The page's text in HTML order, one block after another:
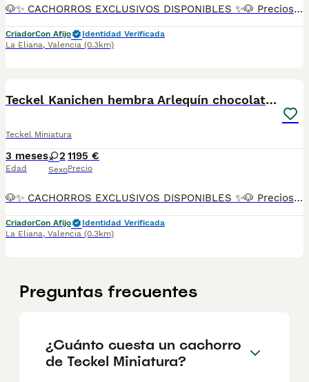
🐶✨ CACHORROS EXCLUSIVOS DISPONIBLES ✨🐶 Preciosos cachorros criados en ambiente familiar, rodeados de amor y cuidados desde el primer día ❤️ Totalmente socializados, cariñosos y acostumbrados al contacto con personas. 📦 Se entregan con todas las garantías: ✔️ Cartilla sanitaria ✔️ Vacunación al día 💉 ✔️ Desparasitación completa ✅ ✔️ Garantía vírica 😷 ✔️ Garantía congénita 👌 ✔️ Contrato de entrega ✍️ 📸 Síguenos en Instagram: @fincapaunais para ver fotos y vídeos reales ⚠️ Disponibilidad limitada ⚠️ Se reservan rápido. 📲 Contacto directo por WhatsApp: 671 454 202 Solo personas responsables
CriadorCon Afijo
Identidad Verificada
La Eliana, Valencia (0.3km)
Teckel Kanichen hembra Arlequín chocolate 🍫
Teckel Miniatura
3 meses
Edad
2
Sexo
1195 €
Precio
🐶✨ CACHORROS EXCLUSIVOS DISPONIBLES ✨🐶 Preciosos cachorros criados en ambiente familiar, rodeados de amor y cuidados desde el primer día ❤️ Totalmente socializados, cariñosos y acostumbrados al contacto con personas. 📦 Se entregan con todas las garantías: ✔️ Cartilla sanitaria ✔️ Vacunación al día 💉 ✔️ Desparasitación completa ✅ ✔️ Garantía vírica 😷 ✔️ Garantía congénita 👌 ✔️ Contrato de entrega ✍️ 📸 Síguenos en Instagram: @fincapaunais para ver fotos y vídeos reales ⚠️ Disponibilidad limitada ⚠️ Se reservan rápido. 📲 Contacto directo por WhatsApp: 671 454 202 Solo personas responsables
CriadorCon Afijo
Identidad Verificada
La Eliana, Valencia (0.3km)
Preguntas frecuentes
¿Cuánto cuesta un cachorro
de Teckel Miniatura?